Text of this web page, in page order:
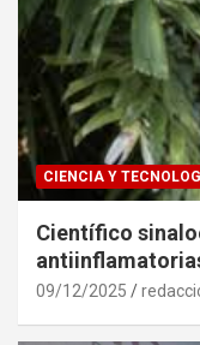
CIENCIA Y
Científico
09/12/2025